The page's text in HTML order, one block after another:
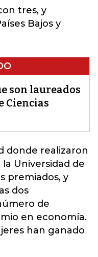
tres, y
Bajos y
son laureados
Ciencias
donde realizaron
la Universidad de
premiados, y
dos
de
en economía.
han ganado